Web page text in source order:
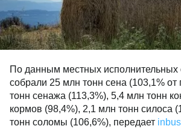
По данным местных исполнительных
собрали 25 млн тонн сена (103,1% от
тонн сенажа (113,3%), 5,4 млн тонн
кормов (98,4%), 2,1 млн тонн силоса
тонн соломы (106,6%), передает